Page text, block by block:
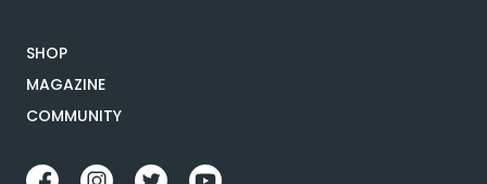
SHOP
MAGAZINE
COMMUNITY